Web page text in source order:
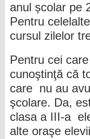
anul școlar pe
Pentru
cursul zilelor
Pentru cei
cunoştinţă că
care nu au
şcolare. Da,
clasa a III-a
alte oraşe